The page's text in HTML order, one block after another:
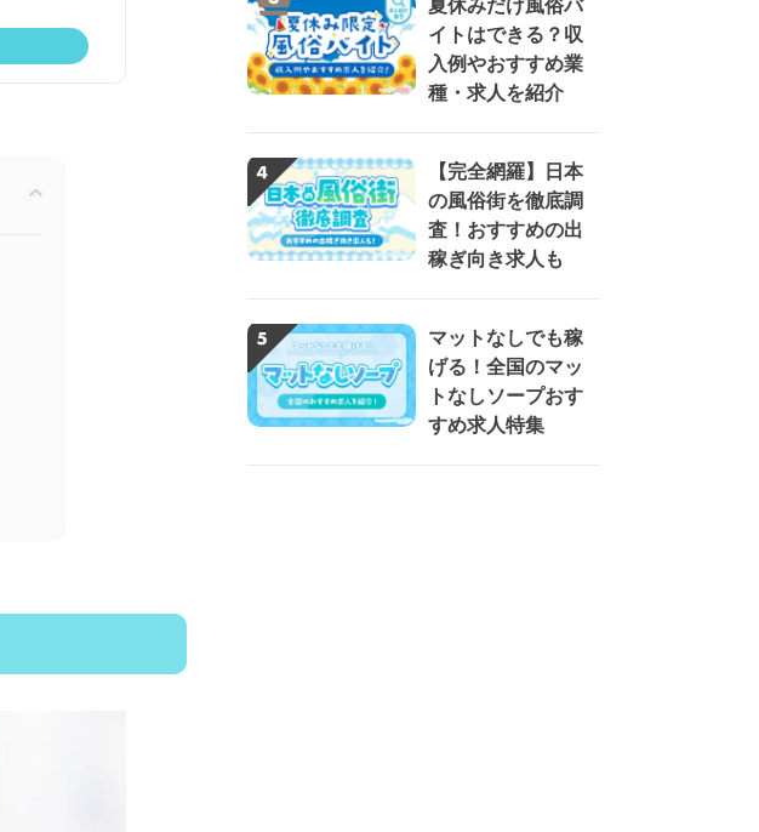
夏休みだけ風俗バ
イトはできる？収
入例やおすすめ業
種・求人を紹介
【完全網羅】日本
の風俗街を徹底調
査！おすすめの出
稼ぎ向き求人も
マットなしでも稼
げる！全国のマッ
トなしソープおす
すめ求人特集